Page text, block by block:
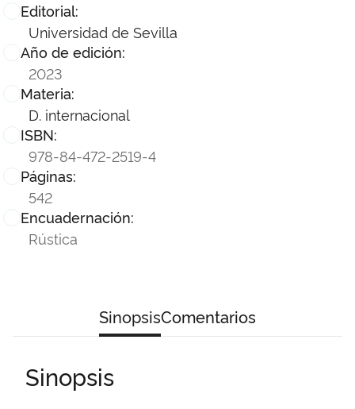
Editorial:
Universidad de Sevilla
Año de edición:
2023
Materia:
D. internacional
ISBN:
978-84-472-2519-4
Páginas:
542
Encuadernación:
Rústica
SinopsisComentarios
Sinopsis